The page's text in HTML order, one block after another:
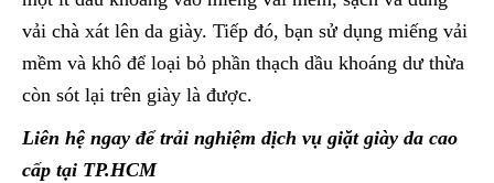
vải chà xát lên da giày. Tiếp đó, bạn sử dụng miếng vải
mềm và khô để loại bỏ phần thạch dầu khoáng dư thừa
còn sót lại trên giày là được.
Liên hệ ngay để trải nghiệm dịch vụ giặt giày da cao
cấp tại TP.HCM